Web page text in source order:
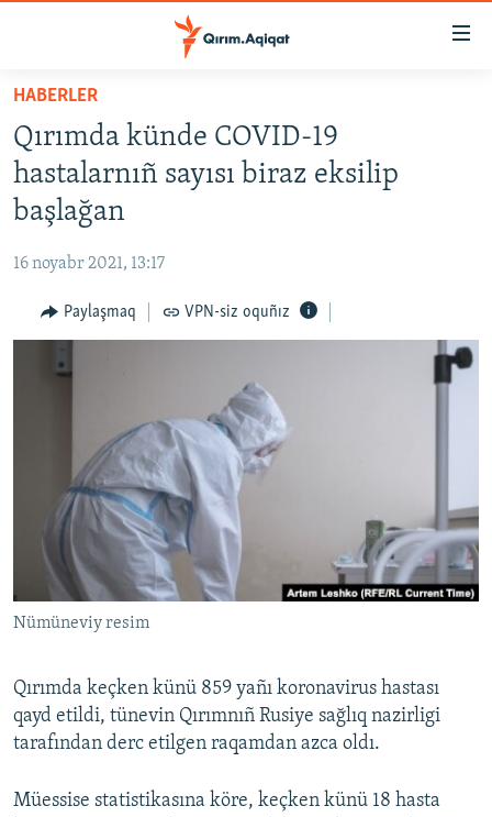
Esas
qaytmaq
Baş
navigatsiyağa
qaytmaq
Qıdıruvğa
qaytmaq
HABERLER
SİYASET
İQTİSADİYAT
MEDENİYET
İNSAN AQLARI
Русский
Українською
QOŞULIÑIZ!
RFE/RS bütün saytları
HABERLER
Qırımda künde COVID-19
hastalarnıñ sayısı biraz eksilip
başlağan
16 noyabr 2021, 13:17
Paylaşmaq VPN-siz oquñız
Nümüneviy resim
Qırımda keçken künü 859 yañı koronavirus hastası
qayd etildi, tünevin Qırımnıñ Rusiye sağlıq nazirligi
tarafından derc etilgen raqamdan azca oldı.
Müessise statistikasına köre, keçken künü 18 hasta